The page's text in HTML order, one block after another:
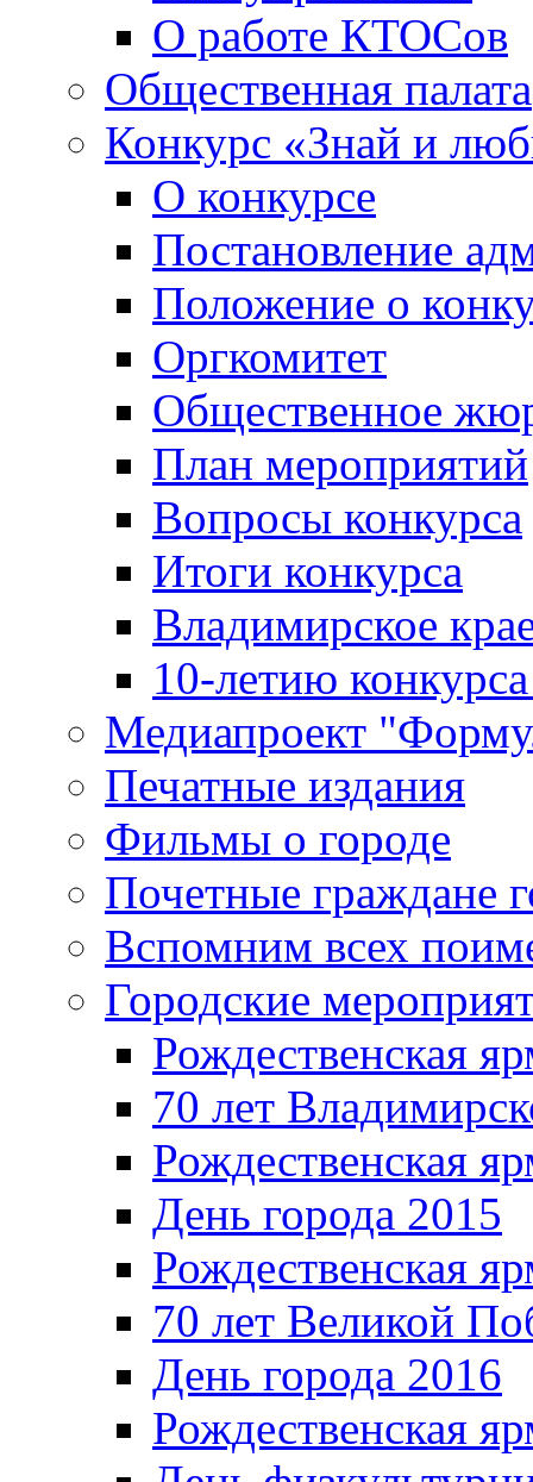
О работе КТОСов
Общественная палата
Конкурс «Знай и
О конкурсе
Постановление
Положение о
Оргкомитет
Общественное
План мероприятий
Вопросы конкурса
Итоги конкурса
Владимирское
10-летию
Медиапроект
Печатные издания
Фильмы о городе
Почетные граждане
Вспомним всех
Городские
Рождественская
70 лет
Рождественская
День города 2015
Рождественская
70 лет Великой
День города 2016
Рождественская